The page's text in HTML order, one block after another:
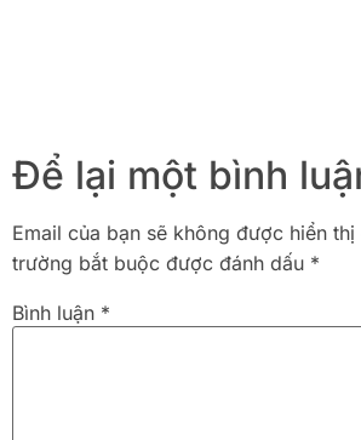
Để lại một bình
Email của bạn sẽ không được hiển
trường bắt buộc được đánh dấu *
Bình luận *